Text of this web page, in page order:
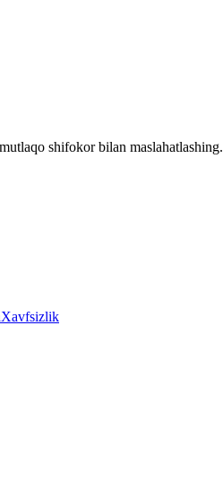
shifokor bilan maslahatlashing.
Xavfsizlik